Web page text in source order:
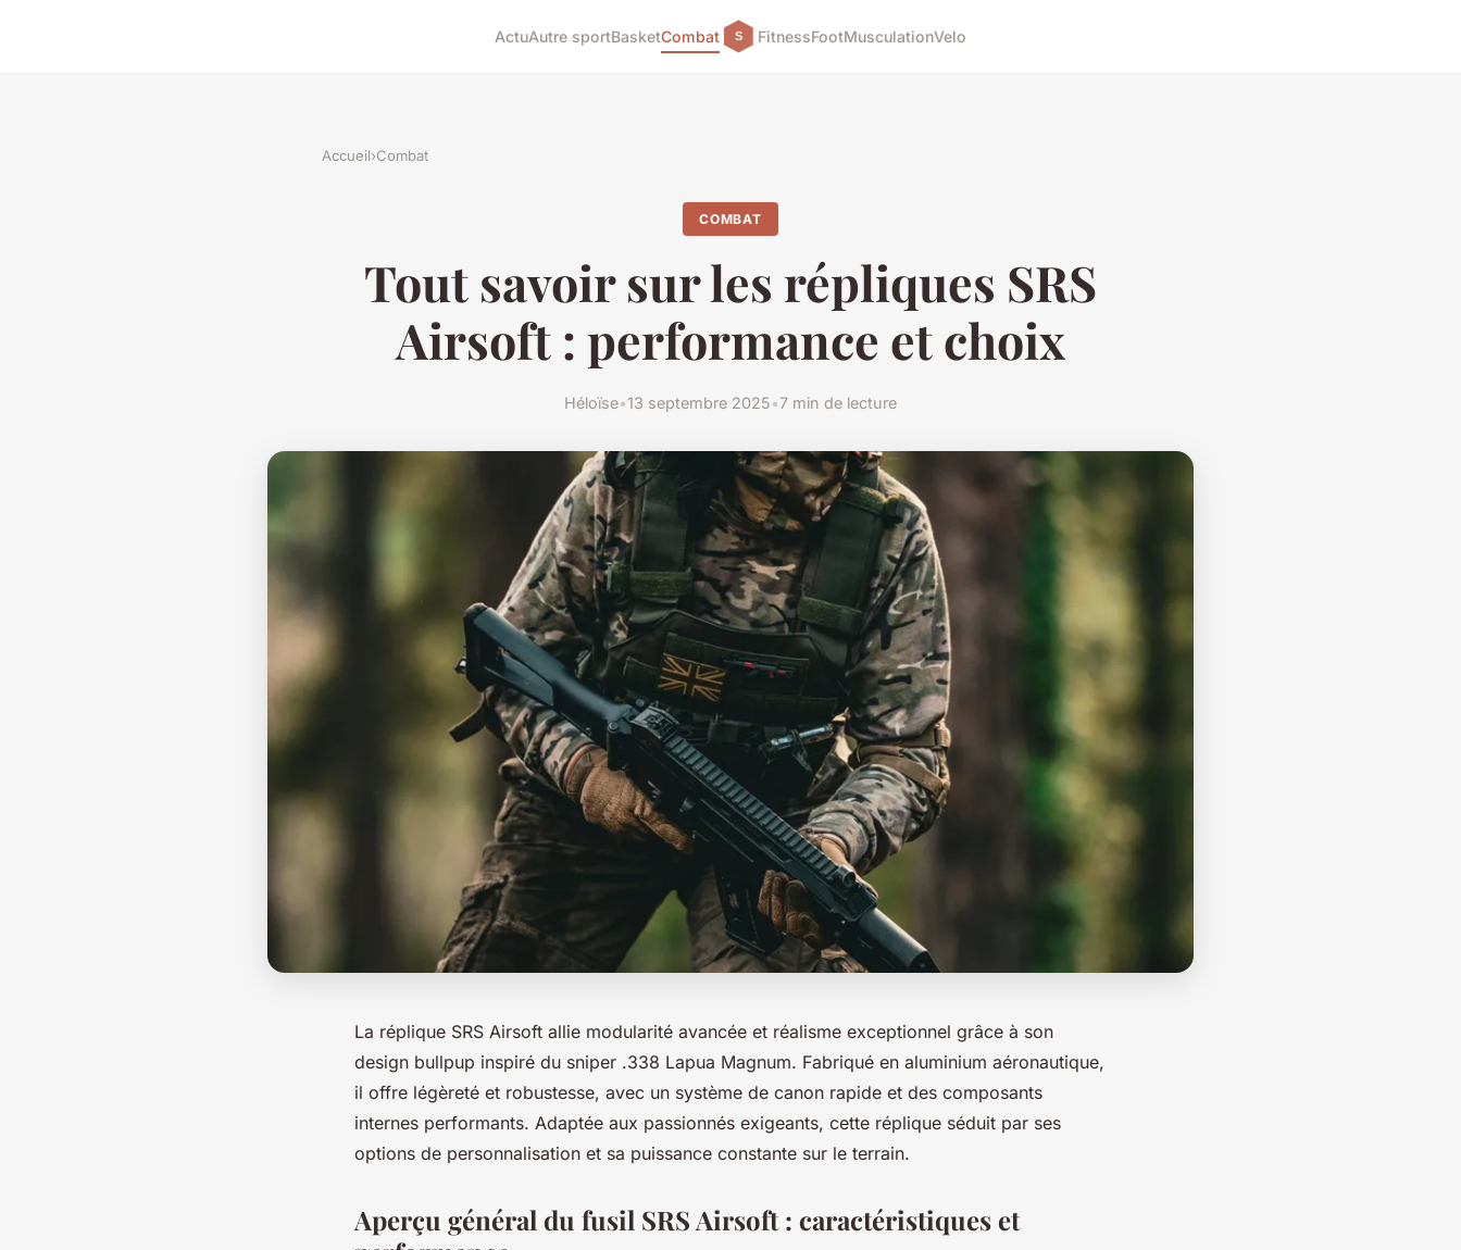
ActuAutre sportBasketCombat FitnessFootMusculationVelo
Accueil›Combat
COMBAT
Tout savoir sur les répliques SRS
Airsoft : performance et choix
Héloïse•13 septembre 2025•7 min de lecture
La réplique SRS Airsoft allie modularité avancée et réalisme exceptionnel grâce à son
design bullpup inspiré du sniper .338 Lapua Magnum. Fabriqué en aluminium aéronautique,
il offre légèreté et robustesse, avec un système de canon rapide et des composants
internes performants. Adaptée aux passionnés exigeants, cette réplique séduit par ses
options de personnalisation et sa puissance constante sur le terrain.
Aperçu général du fusil SRS Airsoft : caractéristiques et